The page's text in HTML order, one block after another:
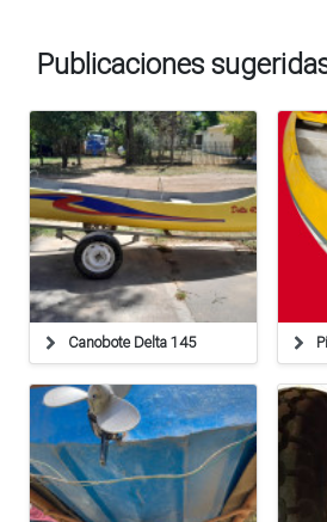
Publicaciones
Canobote Delta 145